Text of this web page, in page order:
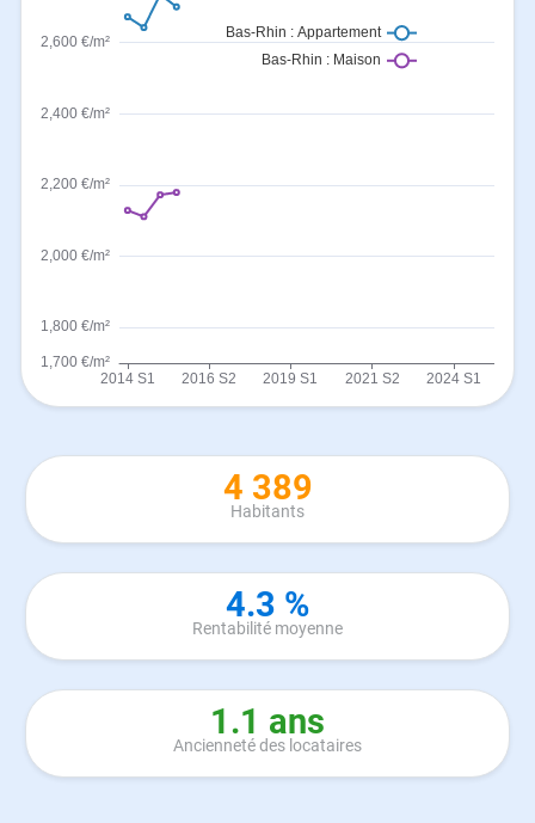
4 389
Habitants
4.3 %
Rentabilité moyenne
1.1 ans
Ancienneté des locataires